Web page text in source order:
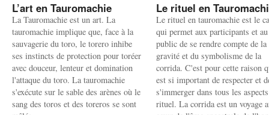
L’art en Tauromachie
La Tauromachie est un art. La
tauromachie implique que, face à la
sauvagerie du toro, le torero inhibe
ses instincts de protection pour toréer
avec douceur, lenteur et domination
l'attaque du toro. La tauromachie
s'exécute sur le sable des arènes où le
sang des toros et des toreros se sont
Le rituel en
Le rituel en tauromachie est le
qui permet aux participants et au
public de se rendre compte de la
gravité et du symbolisme de la
corrida. C'est pour cette raison
est si important de respecter et
s'immerger dans tous les
rituel. La corrida est un voyage